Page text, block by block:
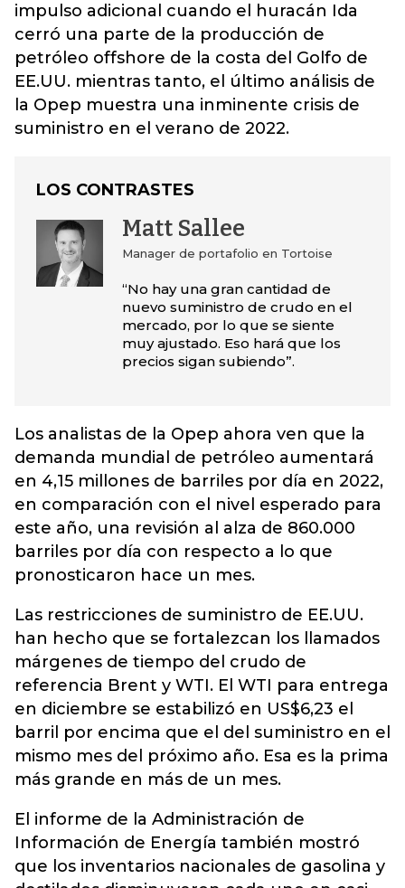
impulso adicional cuando el huracán Ida
cerró una parte de la producción de
petróleo offshore de la costa del Golfo de
EE.UU. mientras tanto, el último análisis de
la Opep muestra una inminente crisis de
suministro en el verano de 2022.
LOS CONTRASTES
Matt Sallee
Manager de portafolio en Tortoise
“No hay una gran cantidad de
nuevo suministro de crudo en el
mercado, por lo que se siente
muy ajustado. Eso hará que los
precios sigan subiendo”.
Los analistas de la Opep ahora ven que la
demanda mundial de petróleo aumentará
en 4,15 millones de barriles por día en 2022,
en comparación con el nivel esperado para
este año, una revisión al alza de 860.000
barriles por día con respecto a lo que
pronosticaron hace un mes.
Las restricciones de suministro de EE.UU.
han hecho que se fortalezcan los llamados
márgenes de tiempo del crudo de
referencia Brent y WTI. El WTI para entrega
en diciembre se estabilizó en US$6,23 el
barril por encima que el del suministro en el
mismo mes del próximo año. Esa es la prima
más grande en más de un mes.
El informe de la Administración de
Información de Energía también mostró
que los inventarios nacionales de gasolina y